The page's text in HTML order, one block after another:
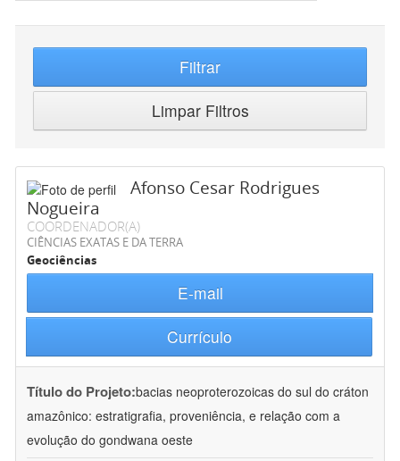
Filtrar
Limpar Filtros
Afonso Cesar Rodrigues
Nogueira
COORDENADOR(A)
CIÊNCIAS EXATAS E DA TERRA
Geociências
E-mail
Currículo
Título do Projeto:bacias neoproterozoicas do sul do cráton
amazônico: estratigrafia, proveniência, e relação com a
evolução do gondwana oeste